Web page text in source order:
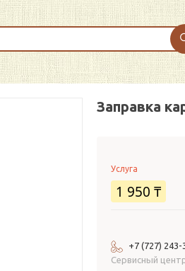
Заправка
Услуга
1 950 ₸
+7 (727) 243-
Сервисный